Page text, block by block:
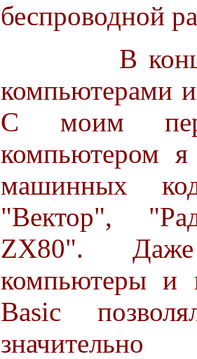
беспроводной
В конце
компьютерами
С моим
компьютером
машинных
"Вектор",
ZX80".
компьютеры и
Basic
значительно